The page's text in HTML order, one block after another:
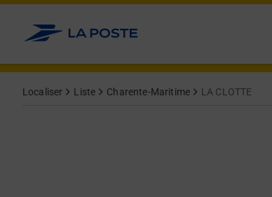
Allez au contenu
Localiser Liste Charente-Maritime LA CLOTTE
Afficher ou masquer la réponse
Afficher ou masquer la réponse
Afficher ou masquer la réponse
Afficher ou masquer la réponse
Afficher ou masquer la réponse